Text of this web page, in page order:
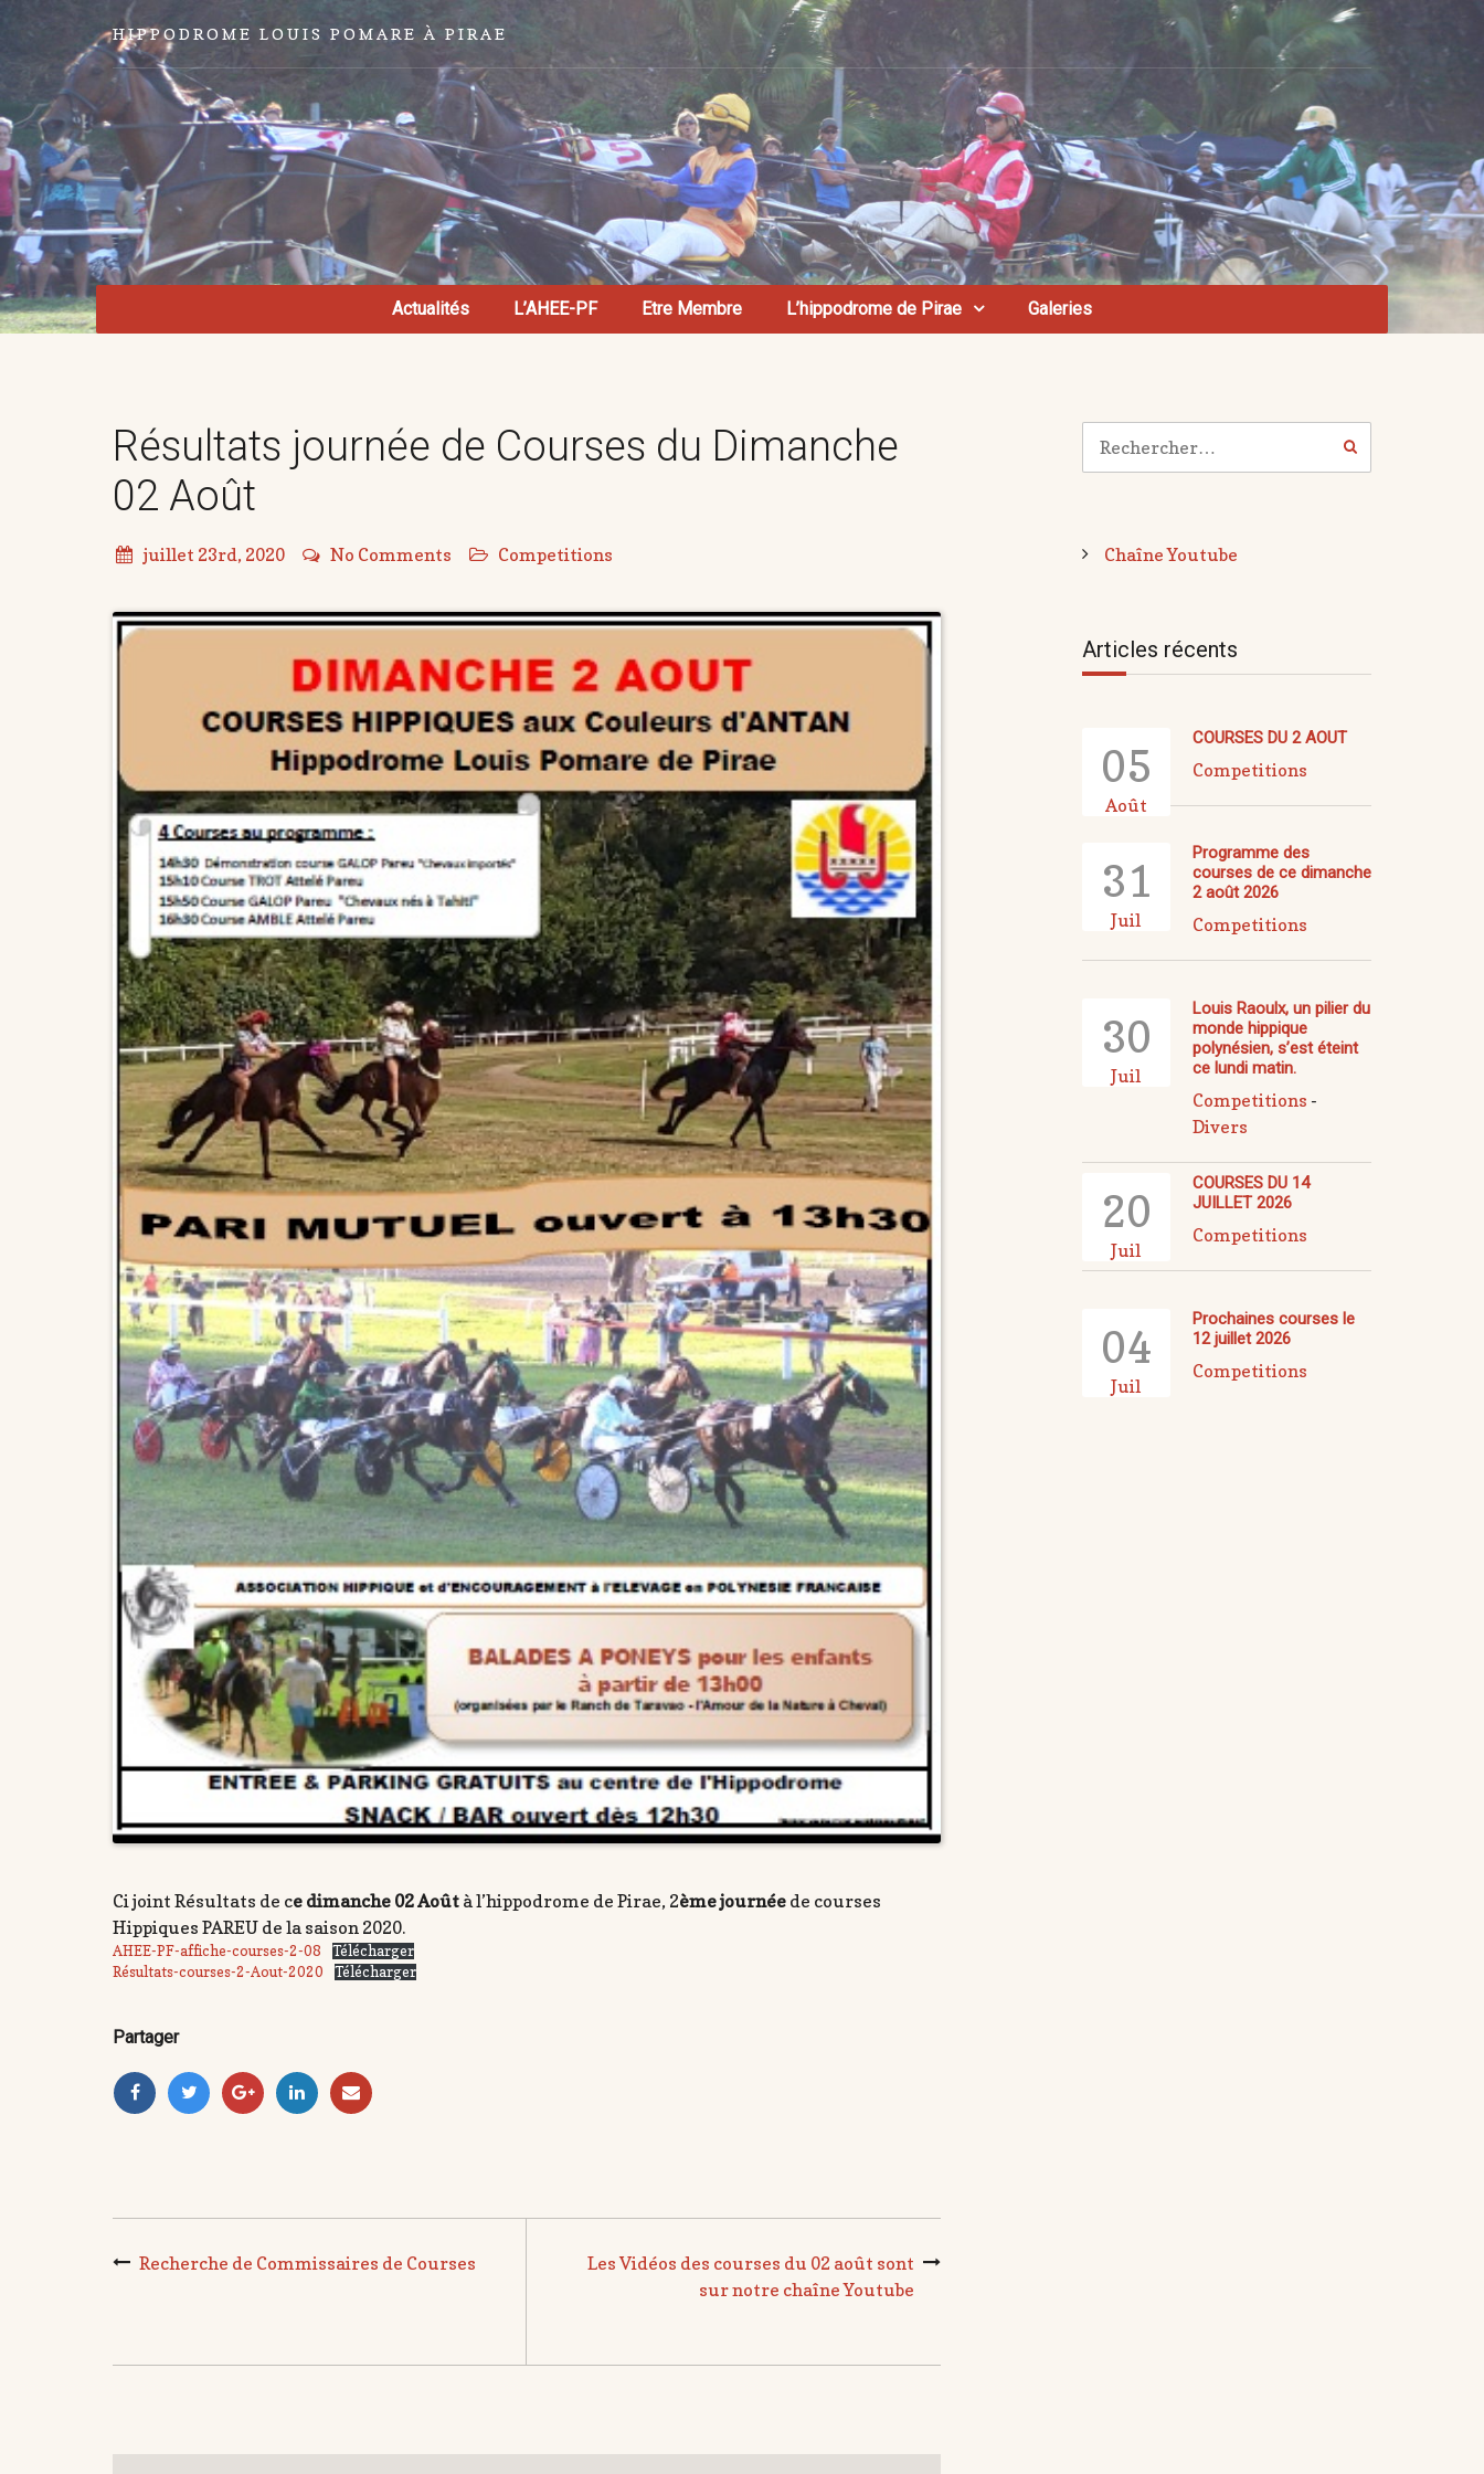
HIPPODROME LOUIS POMARE À PIRAE
Actualités L’AHEE-PF Etre Membre L’hippodrome de Pirae Galeries
Résultats journée de Courses du Dimanche
02 Août
juillet 23rd, 2020 No Comments Competitions
Ci joint Résultats de ce dimanche 02 Août à l’hippodrome de Pirae, 2ème journée de courses
Hippiques PAREU de la saison 2020.
AHEE-PF-affiche-courses-2-08
Télécharger
Résultats-courses-2-Aout-2020
Télécharger
Partager
Recherche de Commissaires de Courses
Les Vidéos des courses du 02 août sont
sur notre chaîne Youtube
Chaîne Youtube
Articles récents
05
Août
COURSES DU 2 AOUT
Competitions
31
Juil
Programme des
courses de ce dimanche
2 août 2026
Competitions
30
Juil
Louis Raoulx, un pilier du
monde hippique
polynésien, s’est éteint
ce lundi matin.
Competitions -
Divers
20
Juil
COURSES DU 14
JUILLET 2026
Competitions
04
Juil
Prochaines courses le
12 juillet 2026
Competitions